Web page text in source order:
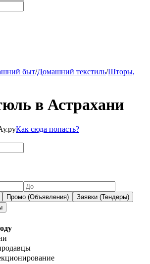
быт/Домашний текстиль/Шторы,
в Астрахани
Как сюда попасть?
Промо (Объявления)
Заявки (Тендеры)